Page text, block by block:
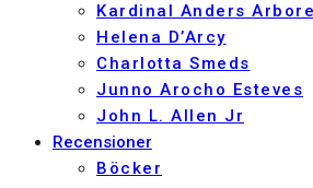
Kardinal Anders
Helena D’Arcy
Charlotta Smeds
Junno Arocho Esteves
John L. Allen Jr
Recensioner
Böcker